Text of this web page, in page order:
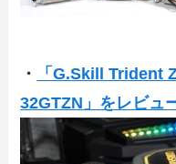
・
「G.Skill Trident
32GTZN」をレビュ